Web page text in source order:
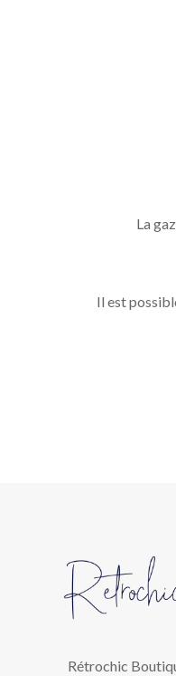
La
Il est
Rétrochic